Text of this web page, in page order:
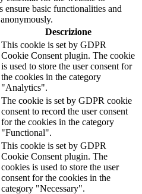
basic functionalities and
Descrizione
This cookie is set by GDPR
Cookie Consent plugin. The cookie
is used to store the user consent for
the cookies in the category
"Analytics".
The cookie is set by GDPR cookie
consent to record the user consent
for the cookies in the category
"Functional".
This cookie is set by GDPR
Cookie Consent plugin. The
cookies is used to store the user
consent for the cookies in the
category "Necessary".